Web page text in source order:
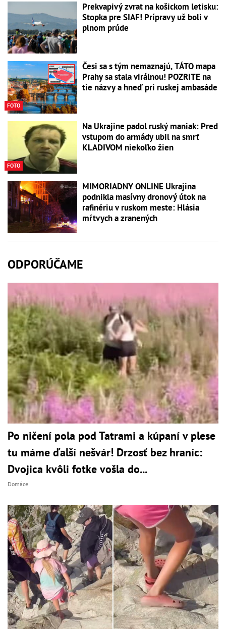
Prekvapivý zvrat na košickom letisku:
Stopka pre SIAF! Prípravy už boli v
plnom prúde
FOTO
Česi sa s tým nemaznajú, TÁTO mapa
Prahy sa stala virálnou! POZRITE na
tie názvy a hneď pri ruskej ambasáde
FOTO
Na Ukrajine padol ruský maniak: Pred
vstupom do armády ubil na smrť
KLADIVOM niekoľko žien
MIMORIADNY ONLINE Ukrajina
podnikla masívny dronový útok na
rafinériu v ruskom meste: Hlásia
mŕtvych a zranených
ODPORÚČAME
Po ničení pola pod Tatrami a kúpaní v plese
tu máme ďalší nešvár! Drzosť bez hraníc:
Dvojica kvôli fotke vošla do...
Domáce